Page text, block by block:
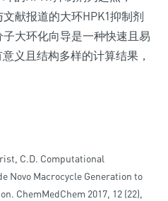
献报道的大环HPK1抑制剂
大环化向导是一种快速且易
义且结构多样的计算结果，
C.D. Computational
Novo Macrocycle Generation to
ChemMedChem 2017, 12 (22),